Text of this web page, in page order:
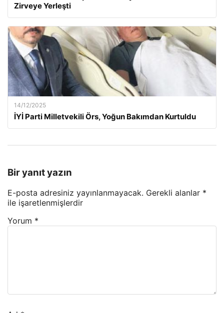
Zirveye Yerleşti
14/12/2025
İYİ Parti Milletvekili Örs, Yoğun Bakımdan Kurtuldu
Bir yanıt yazın
E-posta adresiniz yayınlanmayacak. Gerekli alanlar *
ile işaretlenmişlerdir
Yorum *